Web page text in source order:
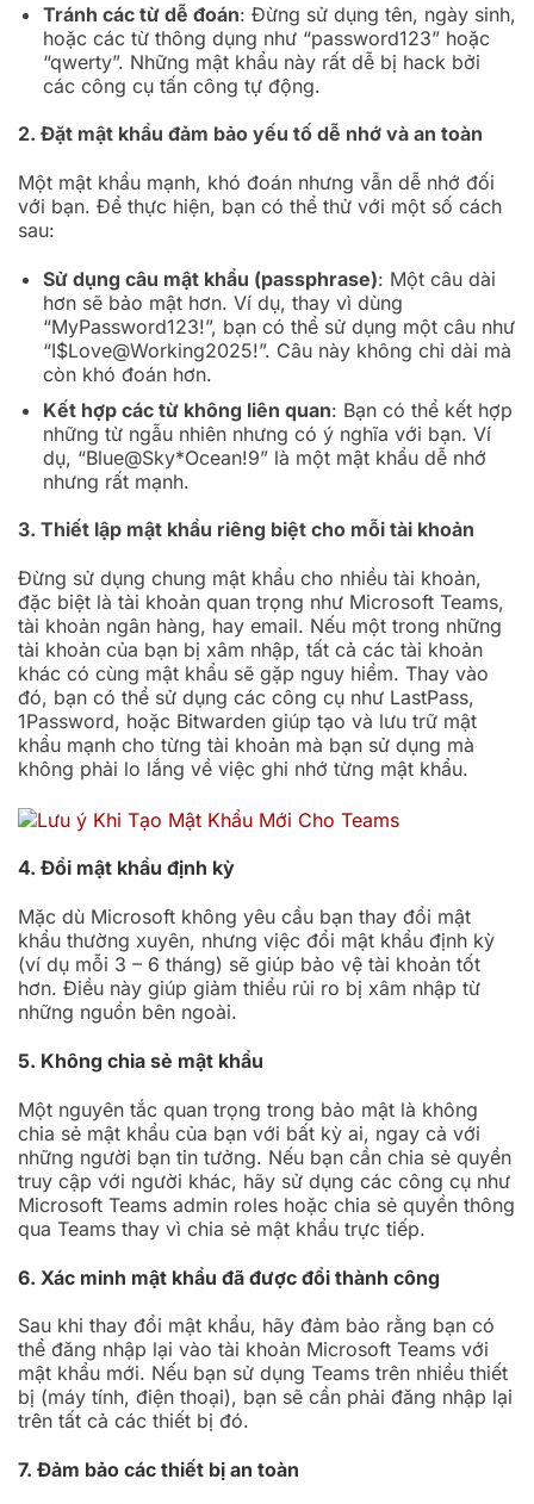
Tránh các từ dễ đoán: Đừng sử dụng tên, ngày sinh,
hoặc các từ thông dụng như “password123” hoặc
“qwerty”. Những mật khẩu này rất dễ bị hack bởi
các công cụ tấn công tự động.
2. Đặt mật khẩu đảm bảo yếu tố dễ nhớ và an toàn
Một mật khẩu mạnh, khó đoán nhưng vẫn dễ nhớ đối
với bạn. Để thực hiện, bạn có thể thử với một số cách
sau:
Sử dụng câu mật khẩu (passphrase): Một câu dài
hơn sẽ bảo mật hơn. Ví dụ, thay vì dùng
“MyPassword123!”, bạn có thể sử dụng một câu như
“I$Love@Working2025!”. Câu này không chỉ dài mà
còn khó đoán hơn.
Kết hợp các từ không liên quan: Bạn có thể kết hợp
những từ ngẫu nhiên nhưng có ý nghĩa với bạn. Ví
dụ, “Blue@Sky*Ocean!9” là một mật khẩu dễ nhớ
nhưng rất mạnh.
3. Thiết lập mật khẩu riêng biệt cho mỗi tài khoản
Đừng sử dụng chung mật khẩu cho nhiều tài khoản,
đặc biệt là tài khoản quan trọng như Microsoft Teams,
tài khoản ngân hàng, hay email. Nếu một trong những
tài khoản của bạn bị xâm nhập, tất cả các tài khoản
khác có cùng mật khẩu sẽ gặp nguy hiểm. Thay vào
đó, bạn có thể sử dụng các công cụ như LastPass,
1Password, hoặc Bitwarden giúp tạo và lưu trữ mật
khẩu mạnh cho từng tài khoản mà bạn sử dụng mà
không phải lo lắng về việc ghi nhớ từng mật khẩu.
4. Đổi mật khẩu định kỳ
Mặc dù Microsoft không yêu cầu bạn thay đổi mật
khẩu thường xuyên, nhưng việc đổi mật khẩu định kỳ
(ví dụ mỗi 3 – 6 tháng) sẽ giúp bảo vệ tài khoản tốt
hơn. Điều này giúp giảm thiểu rủi ro bị xâm nhập từ
những nguồn bên ngoài.
5. Không chia sẻ mật khẩu
Một nguyên tắc quan trọng trong bảo mật là không
chia sẻ mật khẩu của bạn với bất kỳ ai, ngay cả với
những người bạn tin tưởng. Nếu bạn cần chia sẻ quyền
truy cập với người khác, hãy sử dụng các công cụ như
Microsoft Teams admin roles hoặc chia sẻ quyền thông
qua Teams thay vì chia sẻ mật khẩu trực tiếp.
6. Xác minh mật khẩu đã được đổi thành công
Sau khi thay đổi mật khẩu, hãy đảm bảo rằng bạn có
thể đăng nhập lại vào tài khoản Microsoft Teams với
mật khẩu mới. Nếu bạn sử dụng Teams trên nhiều thiết
bị (máy tính, điện thoại), bạn sẽ cần phải đăng nhập lại
trên tất cả các thiết bị đó.
7. Đảm bảo các thiết bị an toàn